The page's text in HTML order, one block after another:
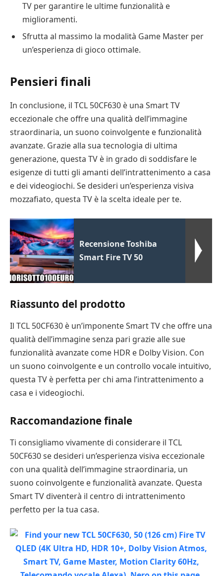
TV per garantire le ultime funzionalità e
miglioramenti.
Sfrutta al massimo la modalità Game Master per
un’esperienza di gioco ottimale.
Pensieri finali
In conclusione, il TCL 50CF630 è una Smart TV
eccezionale che offre una qualità dell’immagine
straordinaria, un suono coinvolgente e funzionalità
avanzate. Grazie alla sua tecnologia di ultima
generazione, questa TV è in grado di soddisfare le
esigenze di tutti gli amanti dell’intrattenimento a casa
e dei videogiochi. Se desideri un’esperienza visiva
mozzafiato, questa TV è la scelta ideale per te.
Recensione Toshiba
Smart Fire TV 50
Riassunto del prodotto
Il TCL 50CF630 è un’imponente Smart TV che offre una
qualità dell’immagine senza pari grazie alle sue
funzionalità avanzate come HDR e Dolby Vision. Con
un suono coinvolgente e un controllo vocale intuitivo,
questa TV è perfetta per chi ama l’intrattenimento a
casa e i videogiochi.
Raccomandazione finale
Ti consigliamo vivamente di considerare il TCL
50CF630 se desideri un’esperienza visiva eccezionale
con una qualità dell’immagine straordinaria, un
suono coinvolgente e funzionalità avanzate. Questa
Smart TV diventerà il centro di intrattenimento
perfetto per la tua casa.